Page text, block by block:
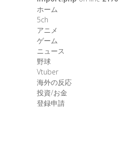
ホーム
5ch
アニメ
ゲーム
ニュース
野球
Vtuber
海外の反応
投資/お金
登録申請